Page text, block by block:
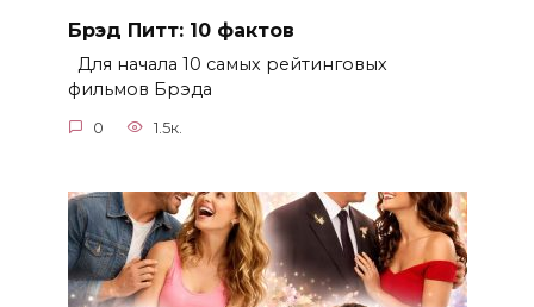
Брэд Питт: 10 фактов
Для начала 10 самых рейтинговых
фильмов Брэда
0 1.5к.